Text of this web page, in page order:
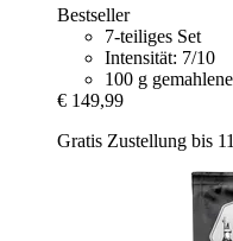
Bestseller
7-teiliges Set
Intensität: 7/10
100 g
€ 149,99
Gratis Zustellung bis